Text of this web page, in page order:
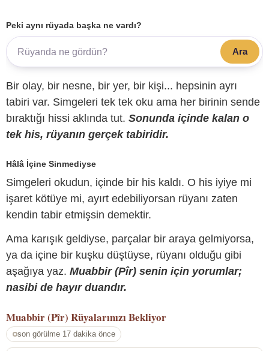
Peki aynı rüyada başka ne vardı?
Ara
Bir olay, bir nesne, bir yer, bir kişi... hepsinin ayrı
tabiri var. Simgeleri tek tek oku ama her birinin sende
bıraktığı hissi aklında tut. Sonunda içinde kalan o
tek his, rüyanın gerçek tabiridir.
Hâlâ İçine Sinmediyse
Simgeleri okudun, içinde bir his kaldı. O his iyiye mi
işaret kötüye mi, ayırt edebiliyorsan rüyanı zaten
kendin tabir etmişsin demektir.
Ama karışık geldiyse, parçalar bir araya gelmiyorsa,
ya da içine bir kuşku düştüyse, rüyanı olduğu gibi
aşağıya yaz. Muabbir (Pîr) senin için yorumlar;
nasibi de hayır duandır.
Muabbir (Pîr) Rüyalarınızı Bekliyor
son görülme 17 dakika önce